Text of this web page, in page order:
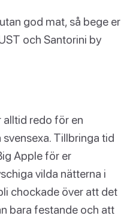
god mat, så bege er
och Santorini by
alltid redo för en
Tillbringa tid
Apple för er
vilda nätterna i
chockade över att det
bara festande och att